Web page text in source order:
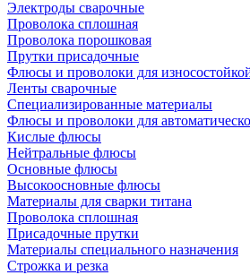
Электроды сварочные
Проволока сплошная
Проволока порошковая
Прутки присадочные
Флюсы и проволоки для
Ленты сварочные
Специализированные материалы
Флюсы и проволоки для
Кислые флюсы
Нейтральные флюсы
Основные флюсы
Высокоосновные флюсы
Материалы для сварки титана
Проволока сплошная
Присадочные прутки
Материалы специального назначения
Строжка и резка